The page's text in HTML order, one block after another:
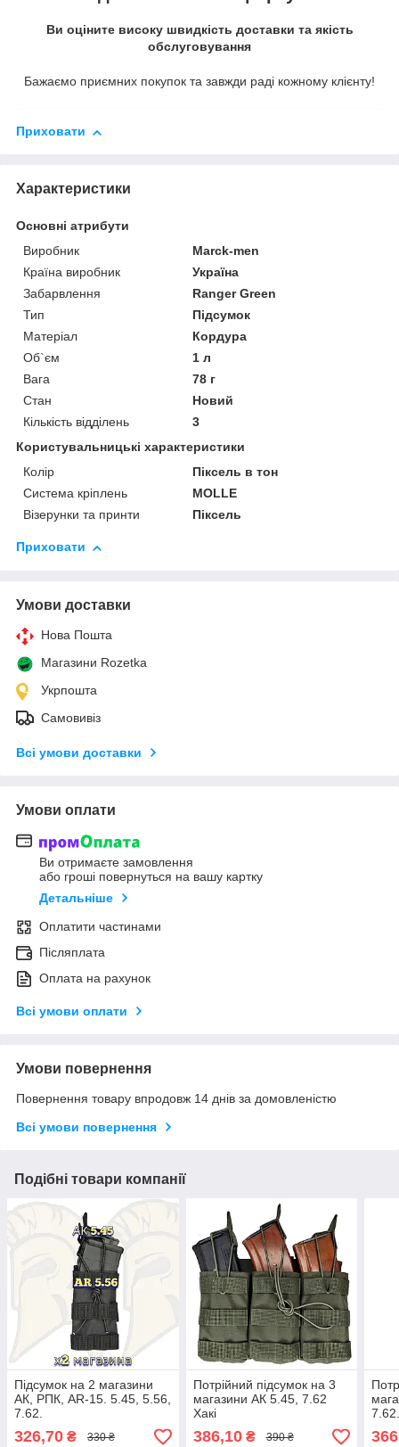
Ви оціните високу швидкість доставки та якість
обслуговування
Бажаємо приємних покупок та завжди раді кожному клієнту!
Приховати
Характеристики
Основні атрибути
Виробник
Marck-men
Країна виробник
Україна
Забарвлення
Ranger Green
Тип
Підсумок
Матеріал
Кордура
Об`єм
1 л
Вага
78 г
Стан
Новий
Кількість відділень
3
Користувальницькі характеристики
Колір
Піксель в тон
Система кріплень
MOLLE
Візерунки та принти
Піксель
Приховати
Умови доставки
Нова Пошта
Магазини Rozetka
Укрпошта
Самовивіз
Всі умови доставки
Умови оплати
Ви отримаєте замовлення
або гроші повернуться на вашу картку
Детальніше
Оплатити частинами
Післяплата
Оплата на рахунок
Всі умови оплати
Умови повернення
Повернення товару впродовж 14 днів за домовленістю
Всі умови повернення
Подібні товари компанії
Підсумок на 2 магазини
АК, РПК, AR-15. 5.45, 5.56,
7.62.
326,70 ₴ 330 ₴
Потрійний підсумок на 3
магазини АК 5.45, 7.62
Хакі
386,10₴ 390 ₴